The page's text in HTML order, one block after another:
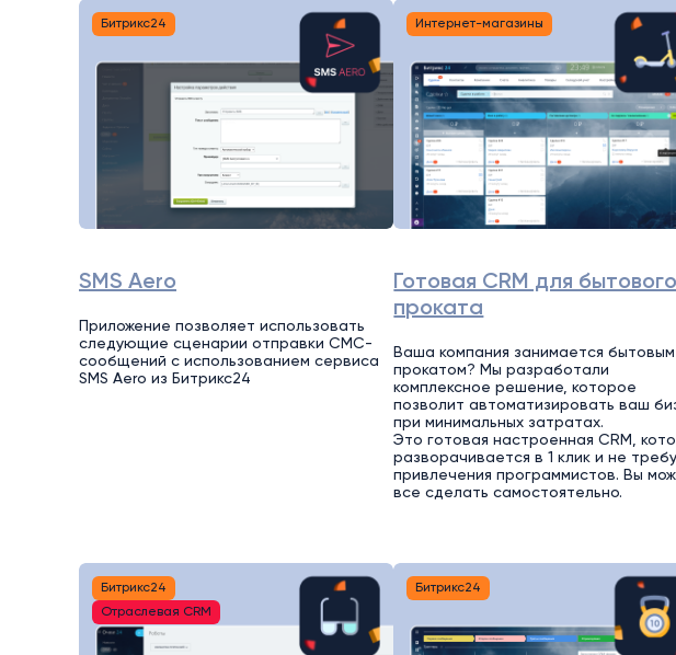
Битрикс24
SMS Aero
Приложение позволяет использовать
следующие сценарии отправки СМС-
сообщений с использованием сервиса
SMS Aero из Битрикс24
Интернет-магазины
Готовая CRM для бытового
проката
Ваша компания занимается бытовым
прокатом? Мы разработали
комплексное решение, которое
позволит автоматизировать ваш
при минимальных затратах.
Это готовая настроенная CRM,
разворачивается в 1 клик и не
привлечения программистов. Вы
все сделать самостоятельно.
Битрикс24
Отраслевая CRM
Битрикс24